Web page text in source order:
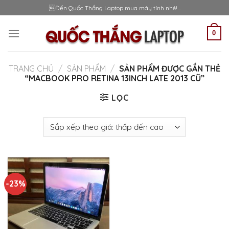
to
content
Đến Quốc Thắng Laptop mua máy tính nhé!...
0
TRANG CHỦ / SẢN PHẨM / SẢN PHẨM ĐƯỢC GẮN THẺ
“MACBOOK PRO RETINA 13INCH LATE 2013 CŨ”
LỌC
-23%